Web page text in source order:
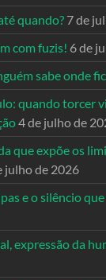
quando? 7 de
com fuzis! 6 de
sabe onde
quando torcer
4 de julho de
que expõe os
julho de 2026
e o silêncio
expressão da